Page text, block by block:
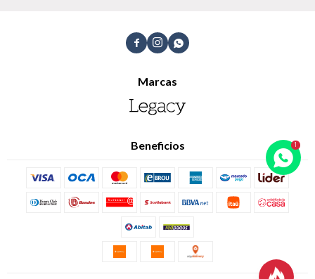
  
Marcas
Beneficios
Canjear mis puntos
Envíos, cambios y devoluciones